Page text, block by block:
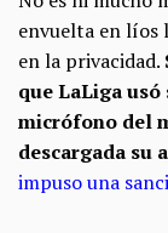
envuelta en líos
en la privacidad.
que LaLiga
micrófono del
descargada su
impuso una